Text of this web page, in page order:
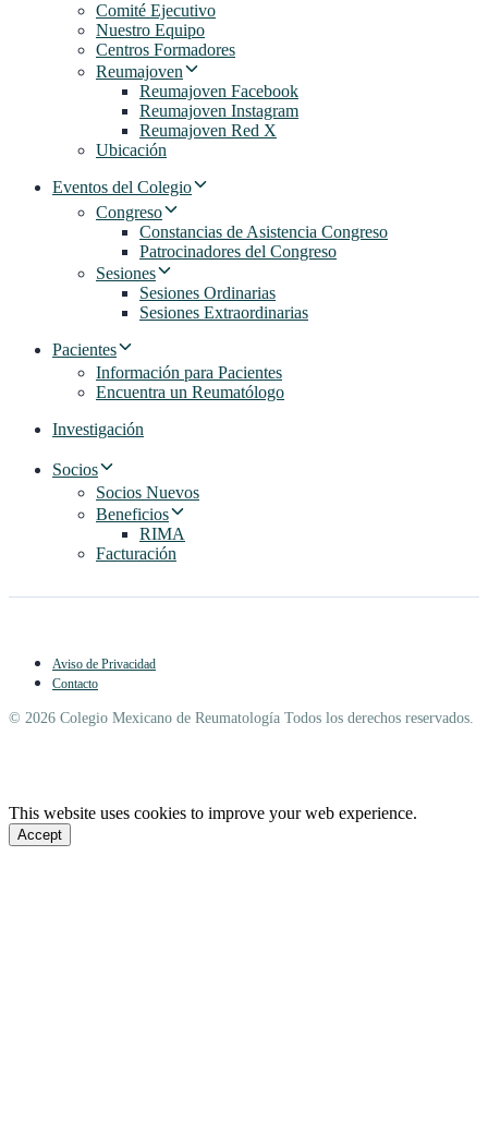
Comité Ejecutivo
Nuestro Equipo
Centros Formadores
Reumajoven
Reumajoven Facebook
Reumajoven Instagram
Reumajoven Red X
Ubicación
Eventos del Colegio
Congreso
Constancias de Asistencia Congreso
Patrocinadores del Congreso
Sesiones
Sesiones Ordinarias
Sesiones Extraordinarias
Pacientes
Información para Pacientes
Encuentra un Reumatólogo
Investigación
Socios
Socios Nuevos
Beneficios
RIMA
Facturación
Aviso de Privacidad
Contacto
© 2026 Colegio Mexicano de Reumatología Todos los derechos reservados.
This website uses cookies to improve your web experience.
Accept